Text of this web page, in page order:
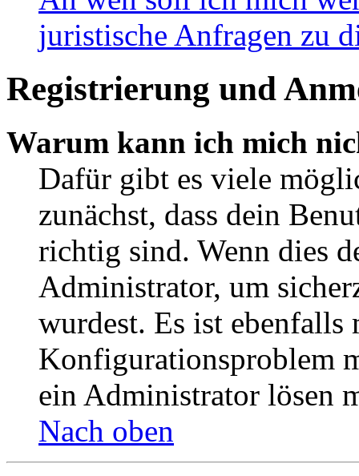
juristische Anfragen zu
Registrierung und
Warum kann ich mich
Dafür gibt es viele
zunächst, dass dein
richtig sind. Wenn dies
Administrator, um
wurdest. Es ist ebenfalls
Konfigurationsproblem
ein Administrator lösen
Nach oben